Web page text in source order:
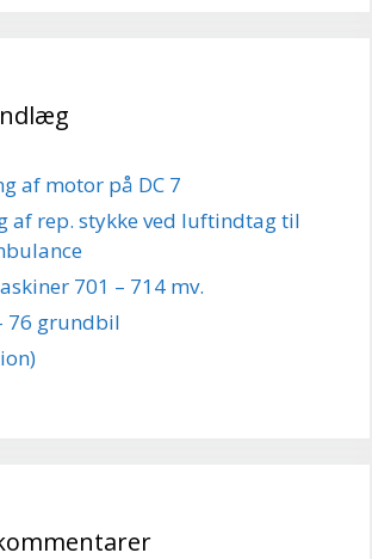
af motor på DC 7
af rep. stykke ved luftindtag til
701 – 714 mv.
76 grundbil